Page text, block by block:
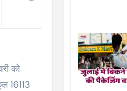
को
16113